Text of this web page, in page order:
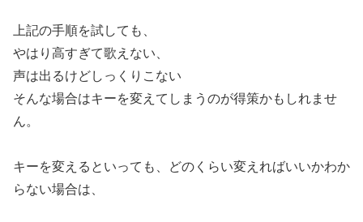
上記の手順を試しても、
やはり高すぎて歌えない、
声は出るけどしっくりこない
そんな場合はキーを変えてしまうのが得策かもしれませ
ん。
キーを変えるといっても、どのくらい変えればいいかわか
らない場合は、